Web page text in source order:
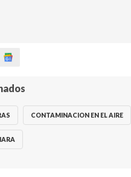
CONTAMINACION EN EL AIRE